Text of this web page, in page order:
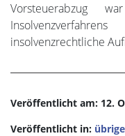
Vorsteuerabzug
insolvenzrechtliche
Veröffentlicht am: 12.
Veröffentlicht in: